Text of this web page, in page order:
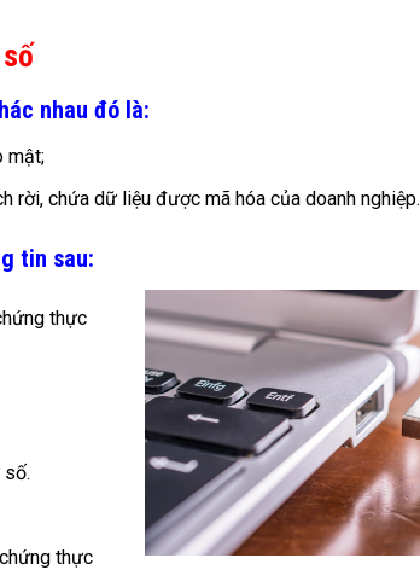
nhau đó là:
mật;
rời, chứa dữ liệu được mã hóa của doanh nghiệp.
tin sau:
thực
số.
thực